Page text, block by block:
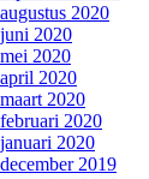
augustus 2020
juni 2020
mei 2020
april 2020
maart 2020
februari 2020
januari 2020
december 2019